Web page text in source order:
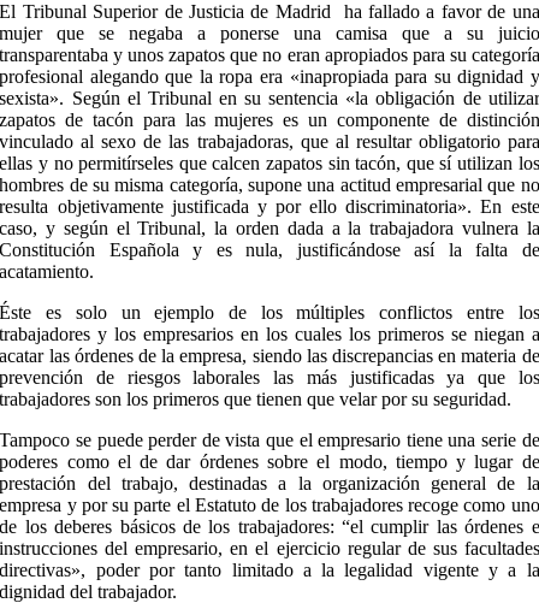
El Tribunal Superior de Justicia de Madrid ha fallado a favor de una
mujer que se negaba a ponerse una camisa que a su juicio
transparentaba y unos zapatos que no eran apropiados para su categoría
profesional alegando que la ropa era «inapropiada para su dignidad y
sexista». Según el Tribunal en su sentencia «la obligación de utilizar
zapatos de tacón para las mujeres es un componente de distinción
vinculado al sexo de las trabajadoras, que al resultar obligatorio para
ellas y no permitírseles que calcen zapatos sin tacón, que sí utilizan los
hombres de su misma categoría, supone una actitud empresarial que no
resulta objetivamente justificada y por ello discriminatoria». En este
caso, y según el Tribunal, la orden dada a la trabajadora vulnera la
Constitución Española y es nula, justificándose así la falta de
acatamiento.
Éste es solo un ejemplo de los múltiples conflictos entre los
trabajadores y los empresarios en los cuales los primeros se niegan a
acatar las órdenes de la empresa, siendo las discrepancias en materia de
prevención de riesgos laborales las más justificadas ya que los
trabajadores son los primeros que tienen que velar por su seguridad.
Tampoco se puede perder de vista que el empresario tiene una serie de
poderes como el de dar órdenes sobre el modo, tiempo y lugar de
prestación del trabajo, destinadas a la organización general de la
empresa y por su parte el Estatuto de los trabajadores recoge como uno
de los deberes básicos de los trabajadores: “el cumplir las órdenes e
instrucciones del empresario, en el ejercicio regular de sus facultades
directivas», poder por tanto limitado a la legalidad vigente y a la
dignidad del trabajador.